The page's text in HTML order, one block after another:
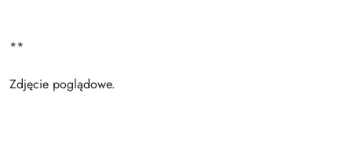
**
Zdjęcie poglądowe.